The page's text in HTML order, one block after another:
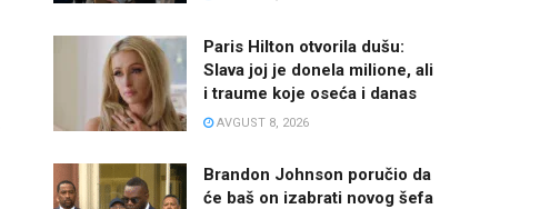
Paris Hilton otvorila dušu:
Slava joj je donela milione, ali
i traume koje oseća i danas
AVGUST 8, 2026
Brandon Johnson poručio da
će baš on izabrati novog šefa